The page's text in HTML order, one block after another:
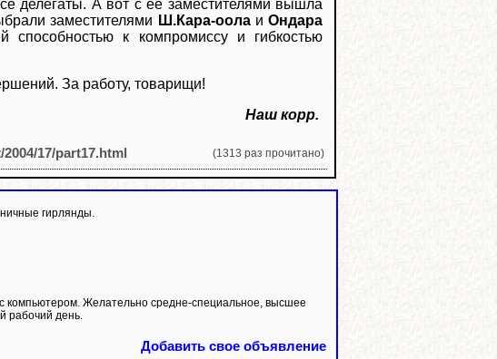
делегаты. А вот с ее заместителями вышла
заместителями Ш.Кара-оолаиОндара
способностью к компромиссу и гибкостью
За работу, товарищи!
Наш корр.
17/part17.html (1313 раз прочитано)
гирлянды.
Желательно средне-специальное, высшее
рабочий день.
Добавить свое объявление